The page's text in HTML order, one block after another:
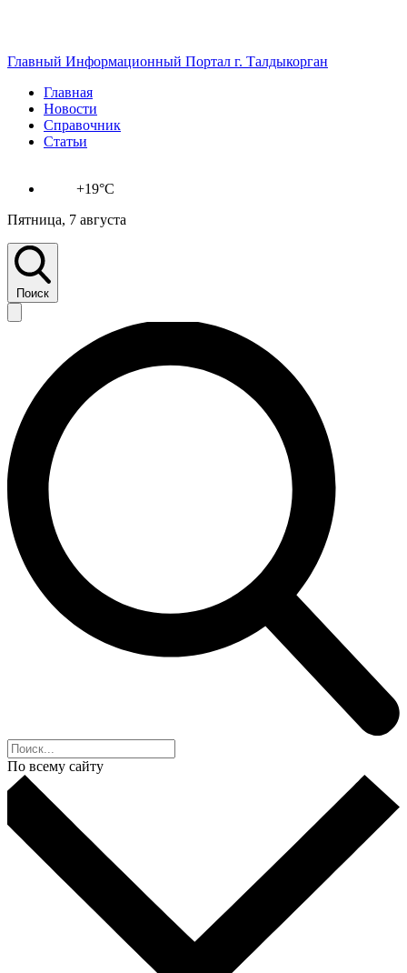
Главный Информационный Портал г. Талдыкорган
Главная
Новости
Справочник
Статьи
+19°C
Пятница, 7 августа
Поиск
По всему сайту